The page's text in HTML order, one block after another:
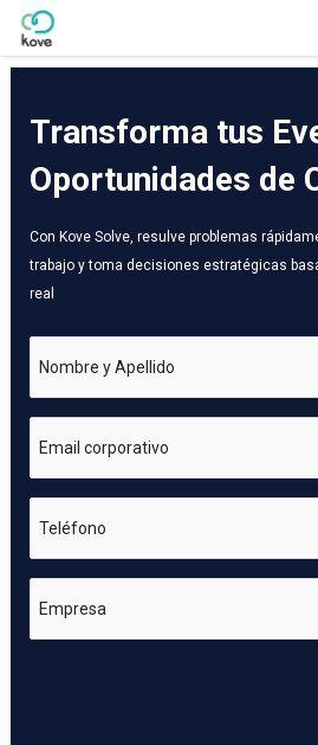
Skip to Main Content
Transforma tus
Oportunidades de
Con Kove Solve, resulve problemas
trabajo y toma decisiones estratégicas
real
Nombre y Apellido
Email corporativo
Teléfono
Empresa